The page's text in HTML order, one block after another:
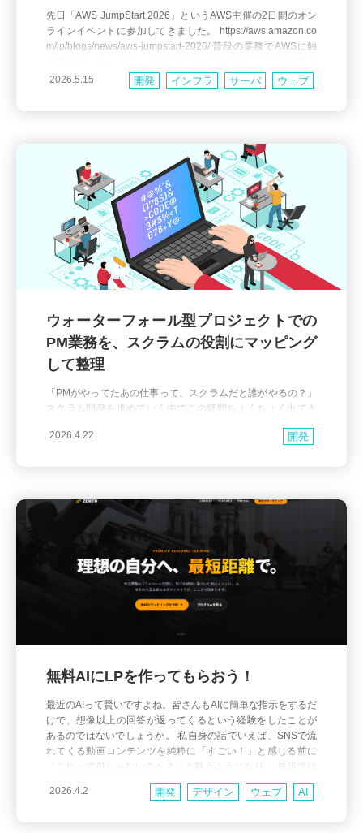
先日「AWS JumpStart 2026」というAWS主催の2日間のオン
ラインイベントに参加してきました。 https://aws.amazon.co
m/jp/blogs/news/aws-jumpstart-2026/ 普段の業務でAWSに触
意外と少なく、社内の先輩から「行ってきたら？」と勧めて
もらったのが参加のきっかけです。 AWS
2026.5.15 開発 インフラ サーバ ウェブ
ウォーターフォール型プロジェクトでの
PM業務を、スクラムの役割にマッピング
して整理
「PMがやってたあの仕事って、スクラムだと誰がやるの？」
スクラム開発を進めていく中でこの疑問ちょくちょく出てき
ラムでの責任と役割の分担を整理します。役割の重複や責任
2026.4.22 開発
無料AIにLPを作ってもらおう！
最近のAIって賢いですよね。皆さんもAIに簡単な指示をするだ
けで、想像以上の回答が返ってくるという経験をしたことが
あるのではないでしょうか。 私自身の話でいえば、SNSで流
れてくる動画コンテンツを純粋に「すごい！」と感じる前に
「これってAIじゃないのか？」と疑うようになり、 最近では
街中でおばあちゃんを見て「あの質感はAI生成かも」となぜ
か考えてしまうくらいには、AI生成というものが生活に溶け
2026.4.2 開発 デザイン ウェブ AI